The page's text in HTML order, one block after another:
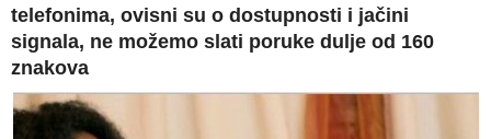
telefonima, ovisni su o dostupnosti i jačini
signala, ne možemo slati poruke dulje od 160
znakova